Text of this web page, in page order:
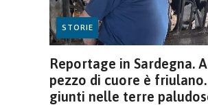
STORIE
Reportage in Sardegna.
pezzo di cuore è
giunti nelle terre